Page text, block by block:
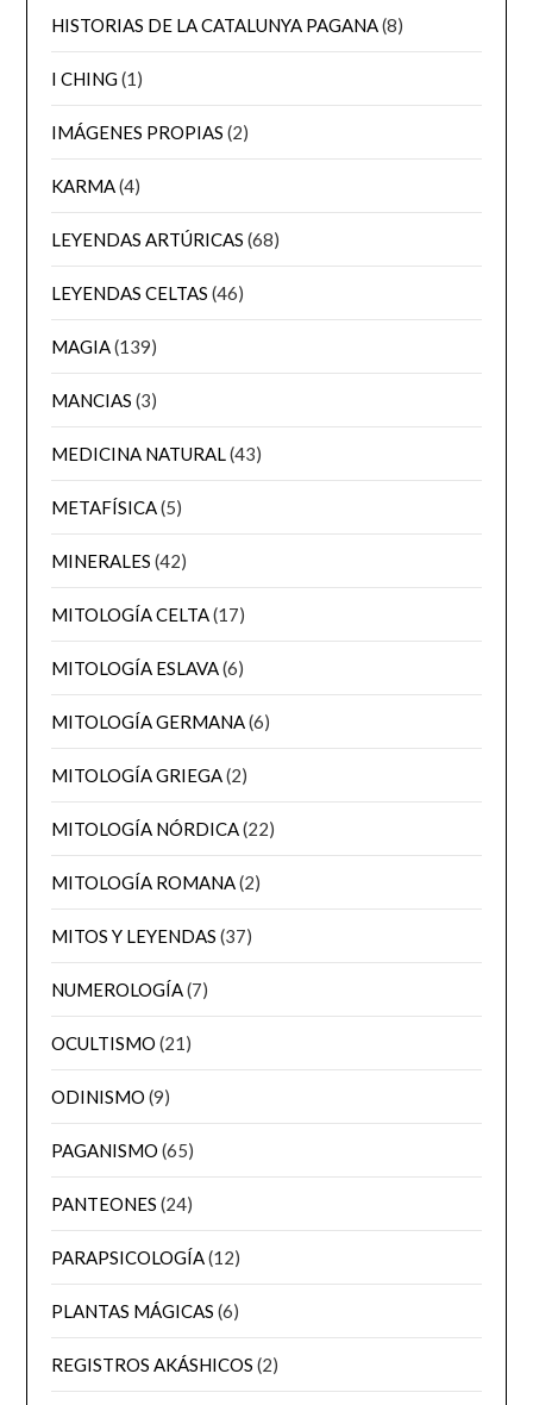
HISTORIAS DE LA CATALUNYA PAGANA(8)
I CHING(1)
IMÁGENES PROPIAS (2)
KARMA(4)
LEYENDAS ARTÚRICAS (68)
LEYENDAS CELTAS (46)
MAGIA(139)
MANCIAS (3)
MEDICINA NATURAL(43)
METAFÍSICA(5)
MINERALES (42)
MITOLOGÍA CELTA(17)
MITOLOGÍA ESLAVA(6)
MITOLOGÍA GERMANA(6)
MITOLOGÍA GRIEGA(2)
MITOLOGÍA NÓRDICA(22)
MITOLOGÍA ROMANA(2)
MITOS Y LEYENDAS (37)
NUMEROLOGÍA(7)
OCULTISMO (21)
ODINISMO (9)
PAGANISMO (65)
PANTEONES (24)
PARAPSICOLOGÍA(12)
PLANTAS MÁGICAS (6)
REGISTROS AKÁSHICOS (2)